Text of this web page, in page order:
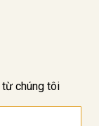
chúng tôi